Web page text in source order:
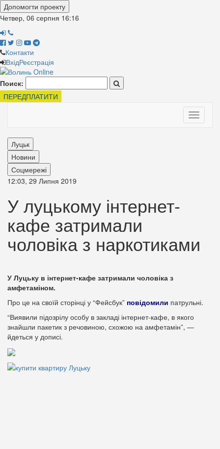
Допомогти проекту
Четвер, 06 серпня 16:16
Контакти
ВхідРеєстрація
Поиск:
ПЕРЕДПЛАТИТИ
Toggle
Луцьк
Новини
Соцмережі
12:03, 29 Липня 2019
У луцькому інтернет-
кафе затримали
чоловіка з наркотиками
У Луцьку в інтернет-кафе затримали чоловіка з
амфетаміном.
Про це на своїй сторінці у “Фейсбук” повідомили патрульні.
“Виявили підозрілу особу в закладі інтернет-кафе, в якого
знайшли пакетик з речовиною, схожою на амфетамін”, —
йдеться у дописі.